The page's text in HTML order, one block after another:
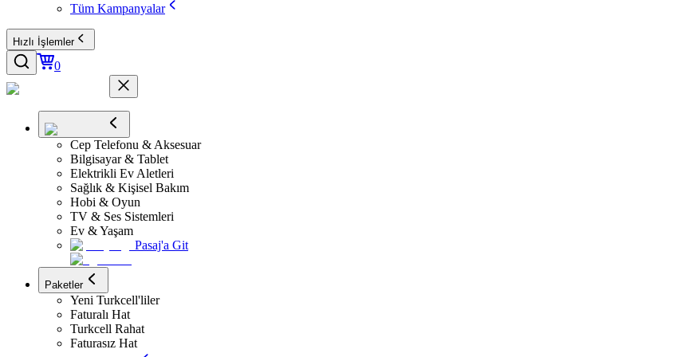
Tüm Kampanyalar
Hızlı İşlemler
0
Cep Telefonu & Aksesuar
Bilgisayar & Tablet
Elektrikli Ev Aletleri
Sağlık & Kişisel Bakım
Hobi & Oyun
TV & Ses Sistemleri
Ev & Yaşam
Pasaj'a Git
Paketler
Yeni Turkcell'liler
Faturalı Hat
Turkcell Rahat
Faturasız Hat